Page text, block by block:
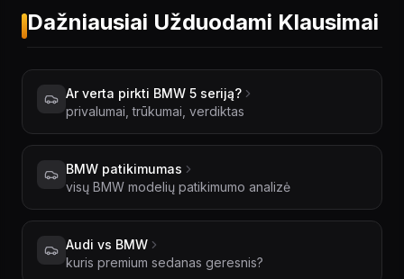
Dažniausiai Užduodami Klausimai
Ar verta pirkti BMW 5 seriją?
privalumai, trūkumai, verdiktas
BMW patikimumas
visų BMW modelių patikimumo analizė
Audi vs BMW
kuris premium sedanas geresnis?